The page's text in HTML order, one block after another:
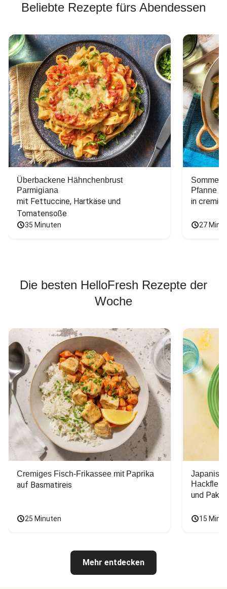
Beliebte Rezepte fürs Abendessen
Überbackene Hähnchenbrust
Parmigiana
mit Fettuccine, Hartkäse und
Tomatensoße
35 Minuten
Pfanne
in
27
Die besten HelloFresh Rezepte der
Woche
Cremiges Fisch-Frikassee mit Paprika
auf Basmatireis
25 Minuten
und Pak
15
Mehr entdecken